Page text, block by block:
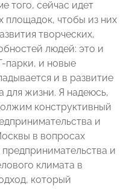
того, сейчас идет
площадок, чтобы из них
творческих,
людей: это и
парки, и новые
и в развитие
для жизни. Я надеюсь,
конструктивный
и
в вопросах
и
климата в
который